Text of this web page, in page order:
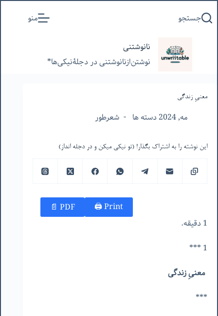
به
جستجو منو
نانوشتنی
نوشتن‌از‌نانوشتنی‌ در‌ دجلۀنیکی‌ها*
معنیِ زندگی
مه, 2024 دسته ها شعرطور
این نوشته را به اشتراک بگذار! (تو نیکی میکن و در دجله انداز)
Print 🖨
PDF 📄
1 دقیقه.
1 ***
معنیِ زندگی
***